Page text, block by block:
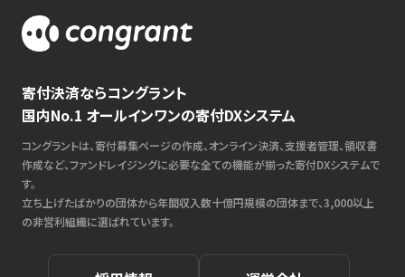
寄付決済ならコングラント
国内No.1 オールインワンの寄付DXシステム
コングラントは、寄付募集ページの作成、オンライン決済、支援者管理、領収書
作成など、ファンドレイジングに必要な全ての機能が揃った寄付DXシステムで
す。
立ち上げたばかりの団体から年間収入数十億円規模の団体まで、3,000以上
の非営利組織に選ばれています。